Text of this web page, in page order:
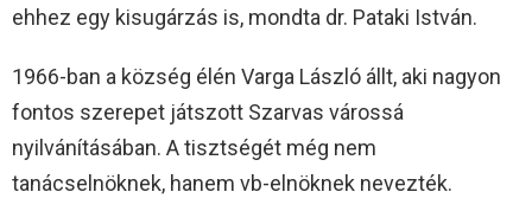
ehhez egy kisugárzás is, mondta dr. Pataki István.
1966-ban a község élén Varga László állt, aki nagyon
fontos szerepet játszott Szarvas várossá
nyilvánításában. A tisztségét még nem
tanácselnöknek, hanem vb-elnöknek nevezték.